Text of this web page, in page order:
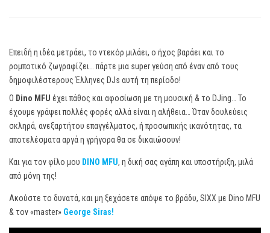
Επειδή η ιδέα μετράει, το ντεκόρ μιλάει, ο ήχος βαράει και το
ρομποτικό ζωγραφίζει… πάρτε μια super γεύση από έναν από τους
δημοφιλέστερους Έλληνες DJs αυτή τη περίοδο!
Ο Dino MFU έχει πάθος και αφοσίωση με τη μουσική & το DJing… Το
έχουμε γράψει πολλές φορές αλλά είναι η αλήθεια… Όταν δουλεύεις
σκληρά, ανεξαρτήτου επαγγέλματος, ή προσωπικής ικανότητας, τα
αποτελέσματα αργά η γρήγορα θα σε δικαιώσουν!
Και για τον φίλο μου DINO MFU, η δική σας αγάπη και υποστήριξη, μιλά
από μόνη της!
Ακούστε το δυνατά, και μη ξεχάσετε απόψε το βράδυ, SIXX με Dino MFU
& τον «master» George Siras!